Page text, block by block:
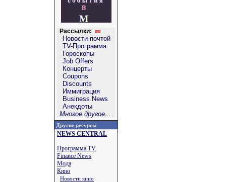
Рассылки:
Новости-почтой
TV-Программа
Гороскопы
Job Offers
Концерты
Coupons
Discounts
Иммиграция
Business News
Анекдоты
Многое другое...
Другие ресурсы
NEWS CENTRAL
Программа TV
Finance News
Мода
Кино
Новости кино